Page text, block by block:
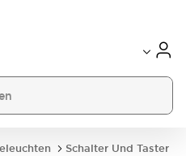
Schalter Und Taster